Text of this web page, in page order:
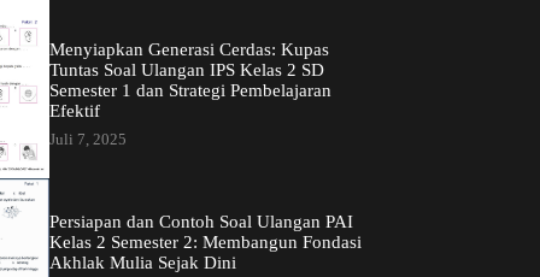
Menyiapkan Generasi Cerdas: Kupas
Tuntas Soal Ulangan IPS Kelas 2 SD
Semester 1 dan Strategi Pembelajaran
Efektif
Juli 7, 2025
Persiapan dan Contoh Soal Ulangan PAI
Kelas 2 Semester 2: Membangun Fondasi
Akhlak Mulia Sejak Dini